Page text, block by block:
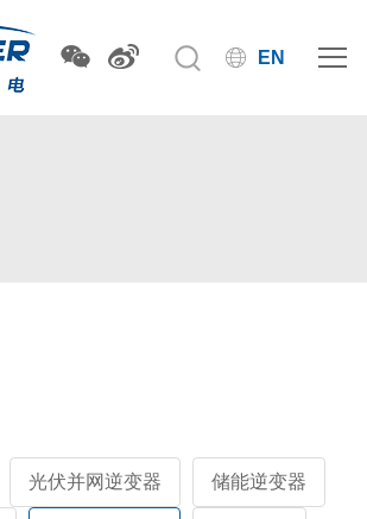
EN
光伏并网逆变器 储能逆变器